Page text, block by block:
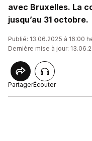
avec Bruxelles. La
jusqu’au 31 octobre.
Publié: 13.06.2025 à 16:00
Dernière mise à jour:
PartagerÉcouter